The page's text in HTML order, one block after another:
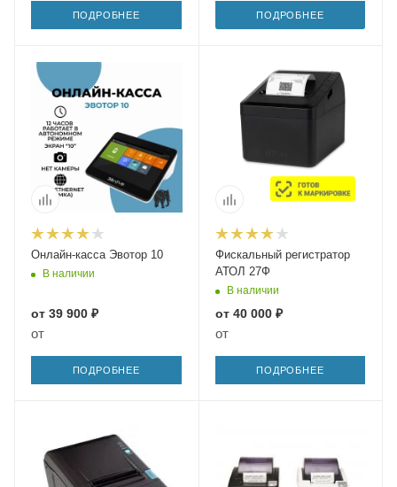
ПОДРОБНЕЕ ПОДРОБНЕЕ
Онлайн-касса Эвотор 10
В наличии
от 39 900 ₽
от
ПОДРОБНЕЕ
Фискальный регистратор
АТОЛ 27Ф
В наличии
от 40 000 ₽
от
ПОДРОБНЕЕ